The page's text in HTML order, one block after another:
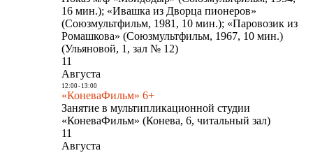
16 мин.); «Ивашка из Дворца пионеров»
(Союзмультфильм, 1981, 10 мин.); «Паровозик из
Ромашкова» (Союзмультфильм, 1967, 10 мин.)
(Ульяновой, 1, зал № 12)
11
Августа
12:00- 13:00
«КоневаФильм» 6+
Занятие в мультипликационной студии
«КоневаФильм» (Конева, 6, читальный зал)
11
Августа